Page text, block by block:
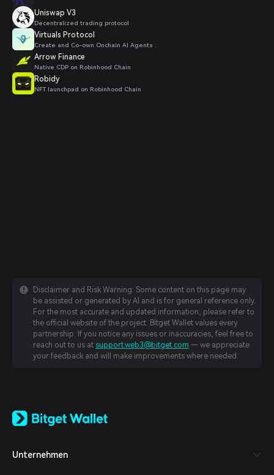
Uniswap V3
Decentralized trading protocol
Virtuals Protocol
Create and Co-own Onchain AI Agents .
Arrow Finance
Native CDP on Robinhood Chain
Robidy
NFT launchpad on Robinhood Chain
Disclaimer and Risk Warning: Some content on this page may
be assisted or generated by AI and is for general reference only.
For the most accurate and updated information, please refer to
the official website of the project. Bitget Wallet values every
partnership. If you notice any issues or inaccuracies, feel free to
reach out to us at support.web3@bitget.com — we appreciate
your feedback and will make improvements where needed.
日本語
Español (Latinoamérica)
Unternehmen